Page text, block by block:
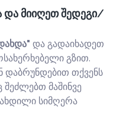
და მიიღეთ შედეგი/
და გადაიხადეთ
გზით.
დაბრუნდებით თქვენს
შეძლებთ მაშინვე
სიმღერა